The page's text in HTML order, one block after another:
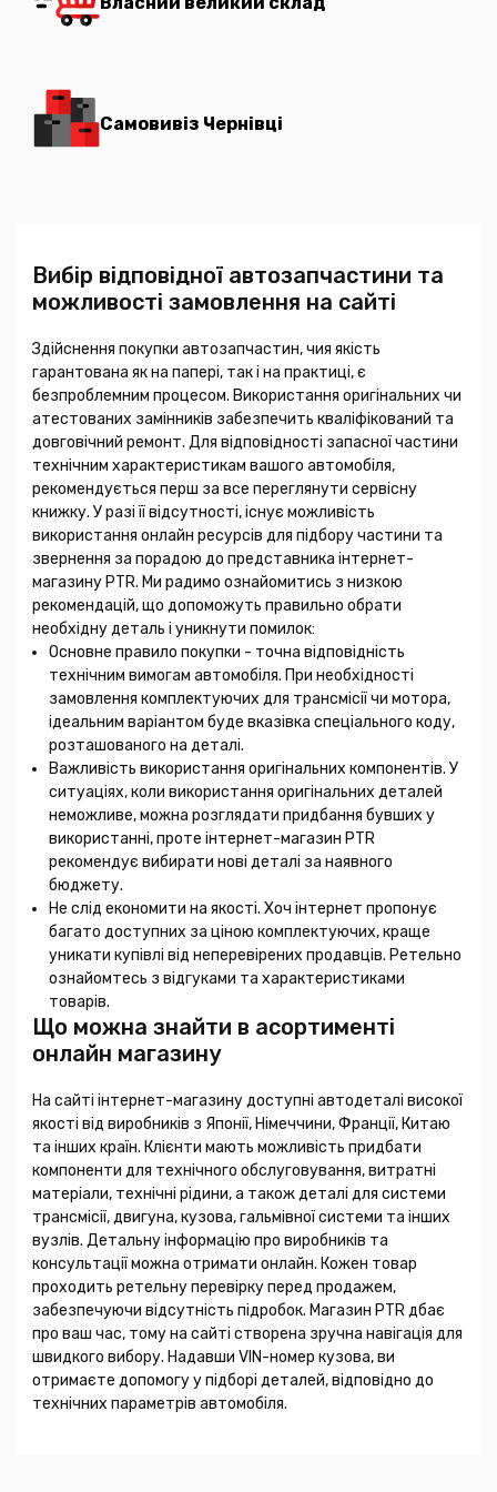
Самовивіз Чернівці
Вибір відповідної автозапчастини та
можливості замовлення на сайті
Здійснення покупки автозапчастин, чия якість
гарантована як на папері, так і на практиці, є
безпроблемним процесом. Використання оригінальних чи
атестованих замінників забезпечить кваліфікований та
довговічний ремонт. Для відповідності запасної частини
технічним характеристикам вашого автомобіля,
рекомендується перш за все переглянути сервісну
книжку. У разі її відсутності, існує можливість
використання онлайн ресурсів для підбору частини та
звернення за порадою до представника інтернет-
магазину PTR. Ми радимо ознайомитись з низкою
рекомендацій, що допоможуть правильно обрати
необхідну деталь і уникнути помилок:
Основне правило покупки - точна відповідність
технічним вимогам автомобіля. При необхідності
замовлення комплектуючих для трансмісії чи мотора,
ідеальним варіантом буде вказівка спеціального коду,
розташованого на деталі.
Важливість використання оригінальних компонентів. У
ситуаціях, коли використання оригінальних деталей
неможливе, можна розглядати придбання бувших у
використанні, проте інтернет-магазин PTR
рекомендує вибирати нові деталі за наявного
бюджету.
Не слід економити на якості. Хоч інтернет пропонує
багато доступних за ціною комплектуючих, краще
уникати купівлі від неперевірених продавців. Ретельно
ознайомтесь з відгуками та характеристиками
товарів.
Що можна знайти в асортименті
онлайн магазину
На сайті інтернет-магазину доступні автодеталі високої
якості від виробників з Японії, Німеччини, Франції, Китаю
та інших країн. Клієнти мають можливість придбати
компоненти для технічного обслуговування, витратні
матеріали, технічні рідини, а також деталі для системи
трансмісії, двигуна, кузова, гальмівної системи та інших
вузлів. Детальну інформацію про виробників та
консультації можна отримати онлайн. Кожен товар
проходить ретельну перевірку перед продажем,
забезпечуючи відсутність підробок. Магазин PTR дбає
про ваш час, тому на сайті створена зручна навігація для
швидкого вибору. Надавши VIN-номер кузова, ви
отримаєте допомогу у підборі деталей, відповідно до
технічних параметрів автомобіля.